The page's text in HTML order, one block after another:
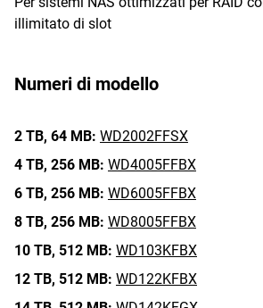
illimitato di slot
Numeri di modello
2 TB, 64 MB: WD2002FFSX
4 TB, 256 MB: WD4005FFBX
6 TB, 256 MB: WD6005FFBX
8 TB, 256 MB: WD8005FFBX
10 TB, 512 MB: WD103KFBX
12 TB, 512 MB: WD122KFBX